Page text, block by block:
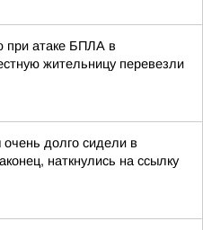
при атаке БПЛА в
жительницу перевезли
долго сидели в
наткнулись на ссылку